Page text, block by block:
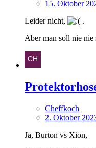
15. Oktober
Leider nicht,
.
Aber man soll nie nie
Cheffkoch
2. Oktober
Ja, Burton vs Xion,